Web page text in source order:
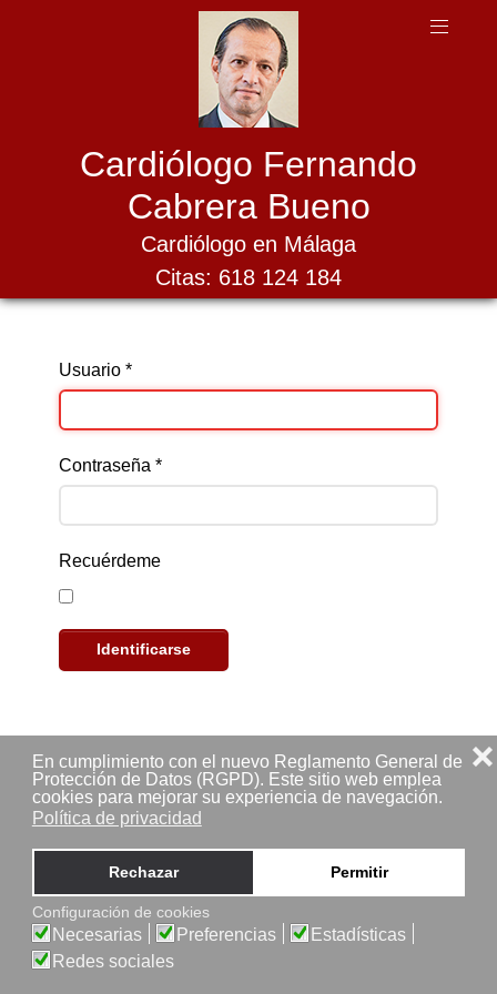
En cumplimiento con el nuevo Reglamento General de
Protección de Datos (RGPD). Este sitio web emplea
cookies para mejorar su experiencia de navegación.
Política de privacidad
Rechazar Permitir
❌
Configuración de cookies
Necesarias Preferencias
Estadísticas
Redes sociales
Cardiólogo Fernando
Cabrera Bueno
Cardiólogo en Málaga
Citas: 618 124 184
Usuario *
Contraseña *
Recuérdeme
Identificarse
¿Olvidó su contraseña?
¿Recordar su usuario?